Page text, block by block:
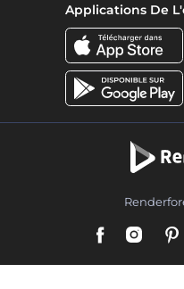
Applications De